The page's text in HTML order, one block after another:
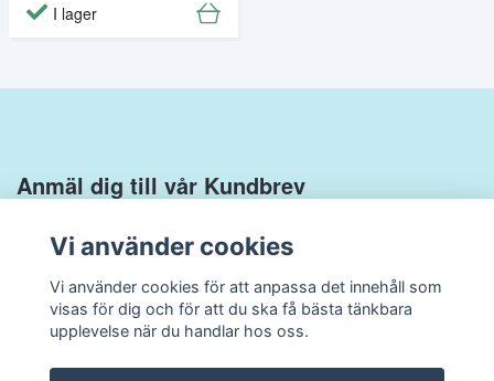
I lager
Anmäl dig till vår Kundbrev
Vi använder cookies
Vi använder cookies för att anpassa det innehåll som
visas för dig och för att du ska få bästa tänkbara
upplevelse när du handlar hos oss.